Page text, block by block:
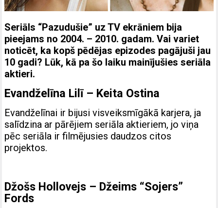
Seriāls “Pazudušie” uz TV ekrāniem bija
pieejams no 2004. – 2010. gadam. Vai variet
noticēt, ka kopš pēdējas epizodes pagājuši jau
10 gadi? Lūk, kā pa šo laiku mainījušies seriāla
aktieri.
Evandželīna Lilī – Keita Ostina
Evandželīnai ir bijusi visveiksmīgākā karjera, ja
salīdzina ar pārējiem seriāla aktieriem, jo viņa
pēc seriāla ir filmējusies daudzos citos
projektos.
Džošs Hollovejs – Džeims “Sojers”
Fords